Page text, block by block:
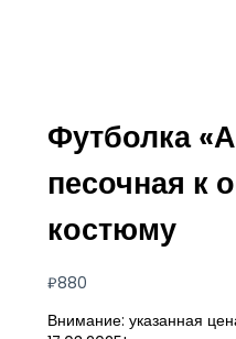
Футболка
песочная к
костюму
₽880
Внимание: указанная